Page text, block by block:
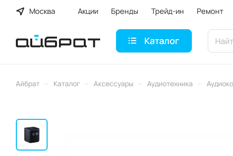
Москва Акции Бренды Трейд-ин Ремонт
Каталог
Айбрат – Каталог – Аксессуары – Аудиотехника –